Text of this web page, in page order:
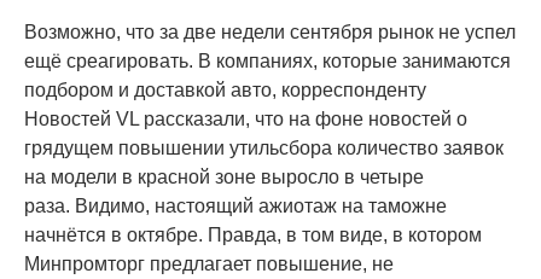
Возможно, что за две недели сентября рынок не успел
ещё среагировать. В компаниях, которые занимаются
подбором и доставкой авто, корреспонденту
Новостей VL рассказали, что на фоне новостей о
грядущем повышении утильсбора количество заявок
на модели в красной зоне выросло в четыре
раза. Видимо, настоящий ажиотаж на таможне
начнётся в октябре. Правда, в том виде, в котором
Минпромторг предлагает повышение, не